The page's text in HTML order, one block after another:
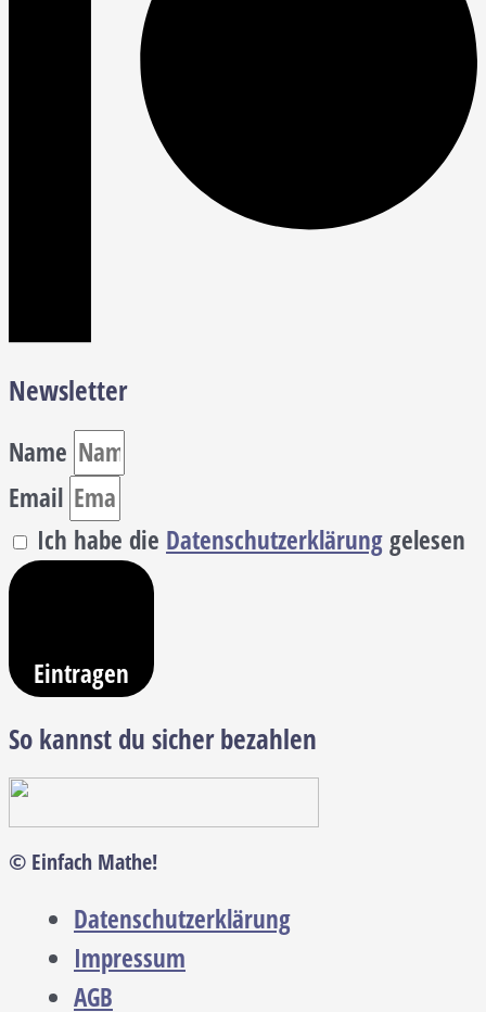
Newsletter
Name
Email
Ich habe die Datenschutzerklärunggelesen
Eintragen
So kannst du sicher bezahlen
© Einfach Mathe!
Datenschutzerklärung
Impressum
AGB